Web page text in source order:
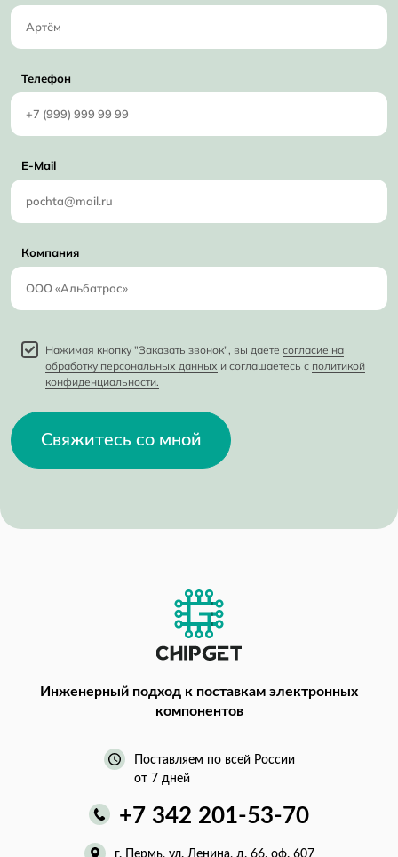
Телефон
E-Mail
Компания
Нажимая кнопку "Заказать звонок", вы даете согласие на
обработку персональных данных и соглашаетесь с политикой
конфиденциальности.
Свяжитесь со мной
Инженерный подход к поставкам электронных
компонентов
Поставляем по всей России
от 7 дней
+7 342 201-53-70
г. Пермь, ул. Ленина, д. 66, оф. 607